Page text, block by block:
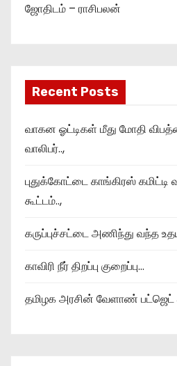
ஜோதிடம் – ராசிபலன்
Recent Posts
வாகன ஓட்டிகள் மீது மோதி
வாலிபர்..,
புதுக்கோட்டை காங்கிரஸ் கமிட்டி
கூட்டம்..,
கருப்புச்சட்டை அணிந்து வந்த
காவிரி நீர் திறப்பு குறைப்பு…
தமிழக அரசின் வேளாண் பட்ஜெட்